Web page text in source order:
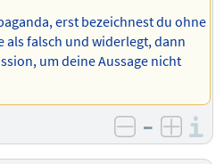
erst bezeichnest du ohne
als falsch und widerlegt, dann
um deine Aussage nicht
negativ
–